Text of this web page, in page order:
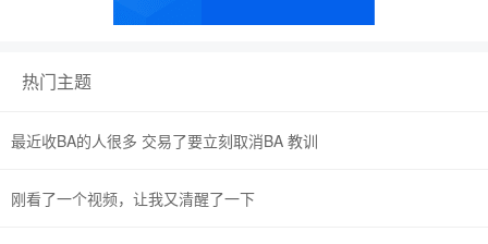
热门主题
最近收BA的人很多 交易了要立刻取消BA 教训
刚看了一个视频，让我又清醒了一下